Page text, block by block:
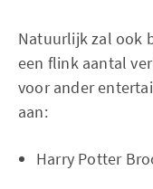
Natuurlijk zal ook
een flink aantal
voor ander
aan:
Harry Potter